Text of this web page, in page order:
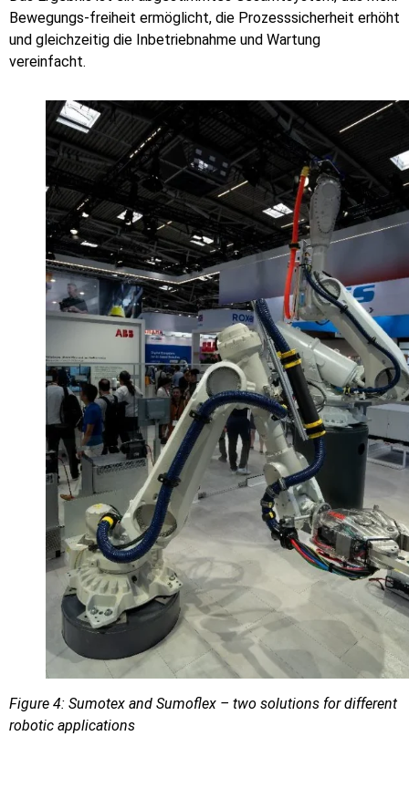
Bewegungs-freiheit ermöglicht, die Prozesssicherheit erhöht
und gleichzeitig die Inbetriebnahme und Wartung
vereinfacht.
Figure 4: Sumotex and Sumoflex – two solutions for different
robotic applications